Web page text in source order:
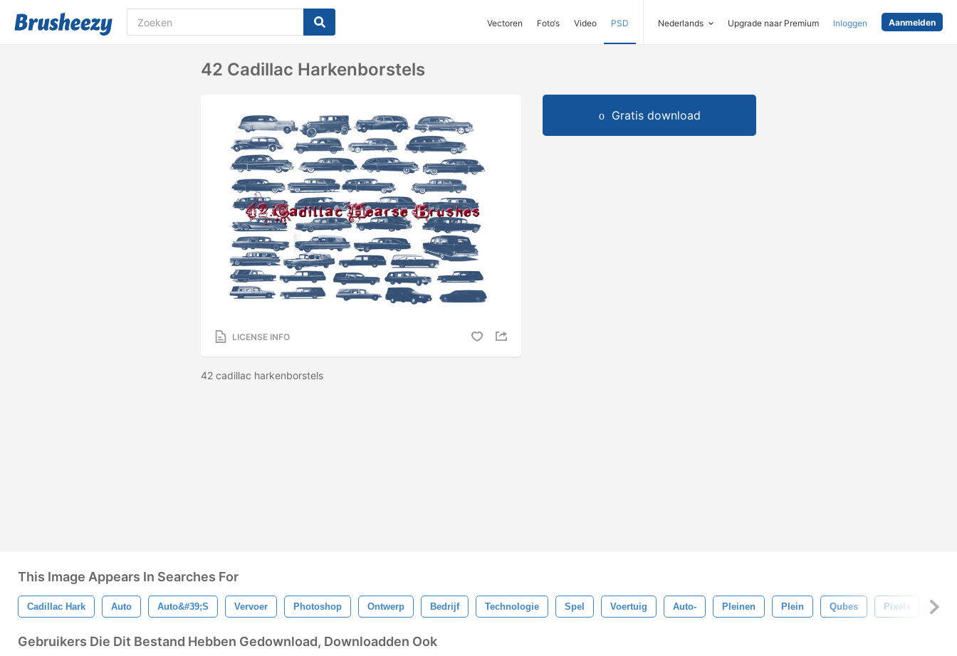
Vectoren Foto‘s Video PSD Nederlands Upgrade naar Premium Inloggen Aanmelden
42 Cadillac Harkenborstels
LICENSE INFO
42 cadillac harkenborstels
Gratis download
This Image Appears In Searches For
Cadillac Hark Auto Auto&#39;s Vervoer Photoshop Ontwerp Bedrijf Technologie Spel Voertuig Auto- Pleinen Plein Qubes Pixels
Gebruikers Die Dit Bestand Hebben Gedownload, Downloadden Ook